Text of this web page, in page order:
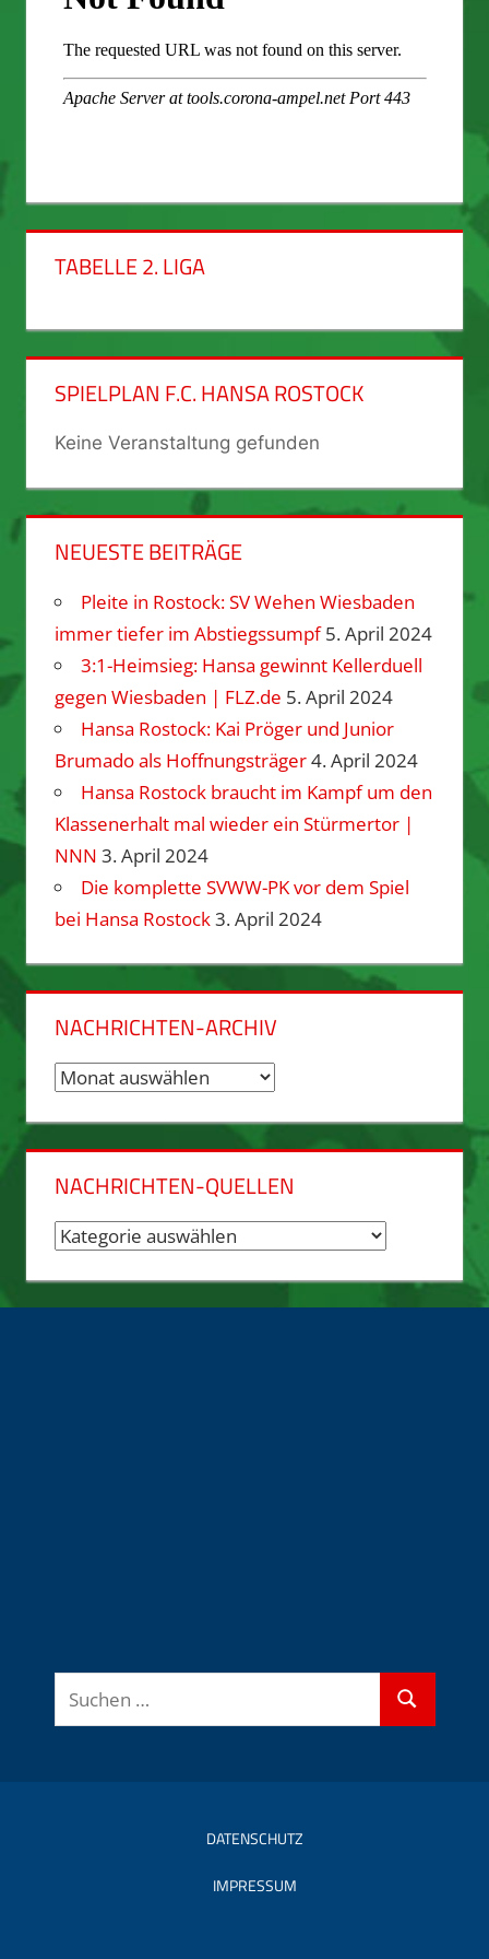
TABELLE 2. LIGA
SPIELPLAN F.C. HANSA ROSTOCK
Keine Veranstaltung gefunden
NEUESTE BEITRÄGE
Pleite in Rostock: SV Wehen Wiesbaden
immer tiefer im Abstiegssumpf 5. April 2024
3:1-Heimsieg: Hansa gewinnt Kellerduell
gegen Wiesbaden | FLZ.de 5. April 2024
Hansa Rostock: Kai Pröger und Junior
Brumado als Hoffnungsträger4. April 2024
Hansa Rostock braucht im Kampf um den
Klassenerhalt mal wieder ein Stürmertor |
NNN 3. April 2024
Die komplette SVWW-PK vor dem Spiel
bei Hansa Rostock3. April 2024
NACHRICHTEN-ARCHIV
Nachrichten-
NACHRICHTEN-QUELLEN
Nachrichten-
Suchen
nach:
Suchen
DATENSCHUTZ
IMPRESSUM